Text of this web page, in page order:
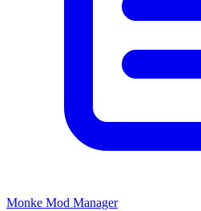
Monke Mod Manager